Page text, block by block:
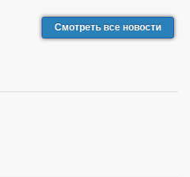
Смотреть все новости